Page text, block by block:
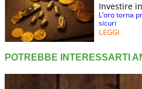
Investire
L’oro torna
sicuri
LEGGI